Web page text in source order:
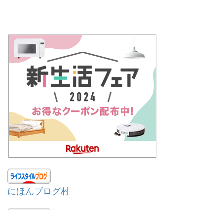
にほんブログ村